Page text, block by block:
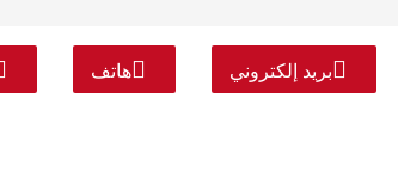
بريد إلكتروني هاتف